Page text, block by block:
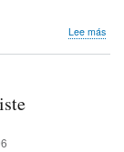
Lee más